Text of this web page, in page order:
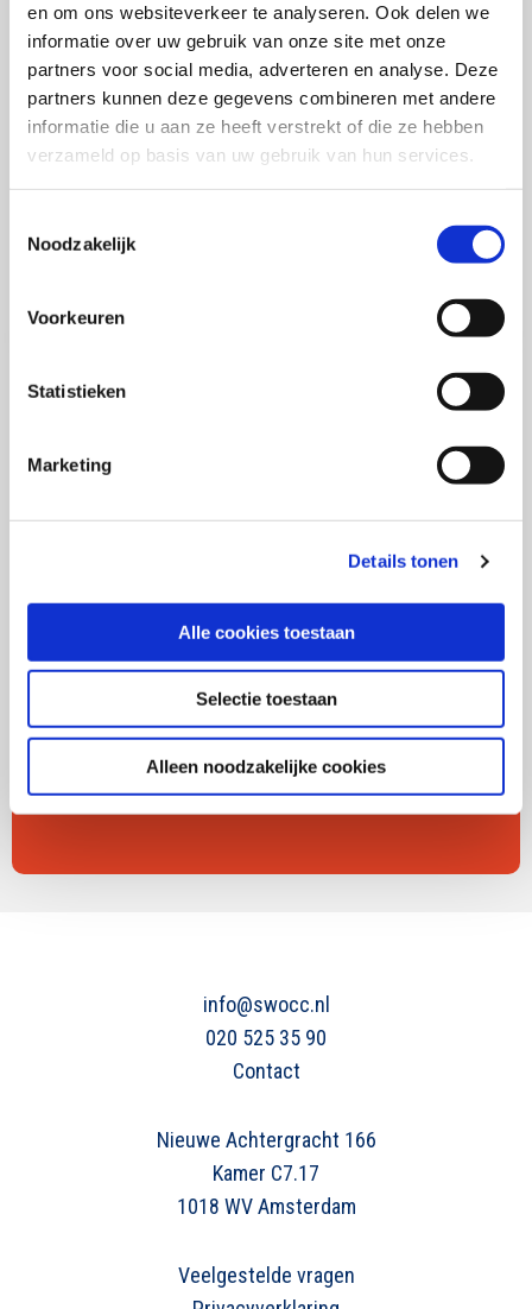
en om ons websiteverkeer te analyseren. Ook delen we
informatie over uw gebruik van onze site met onze
partners voor social media, adverteren en analyse. Deze
partners kunnen deze gegevens combineren met andere
informatie die u aan ze heeft verstrekt of die ze hebben
verzameld op basis van uw gebruik van hun services.
Noodzakelijk
Voorkeuren
Statistieken
Marketing
Details tonen
Alle cookies toestaan
Selectie toestaan
Alleen noodzakelijke cookies
Hij studeerde aan de Universiteit Twente en heeft een
sterke affiniteit met merkstrategie en branding.
SWOCC PUBLICATIES
Mail mij 1x per maand een update
Inschrijven
info@swocc.nl
020 525 35 90
Contact
Nieuwe Achtergracht 166
Kamer C7.17
1018 WV Amsterdam
Veelgestelde vragen